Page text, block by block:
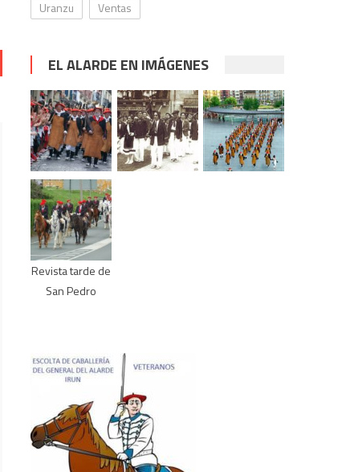
Uranzu
Ventas
EL ALARDE EN IMÁGENES
Revista tarde de
San Pedro